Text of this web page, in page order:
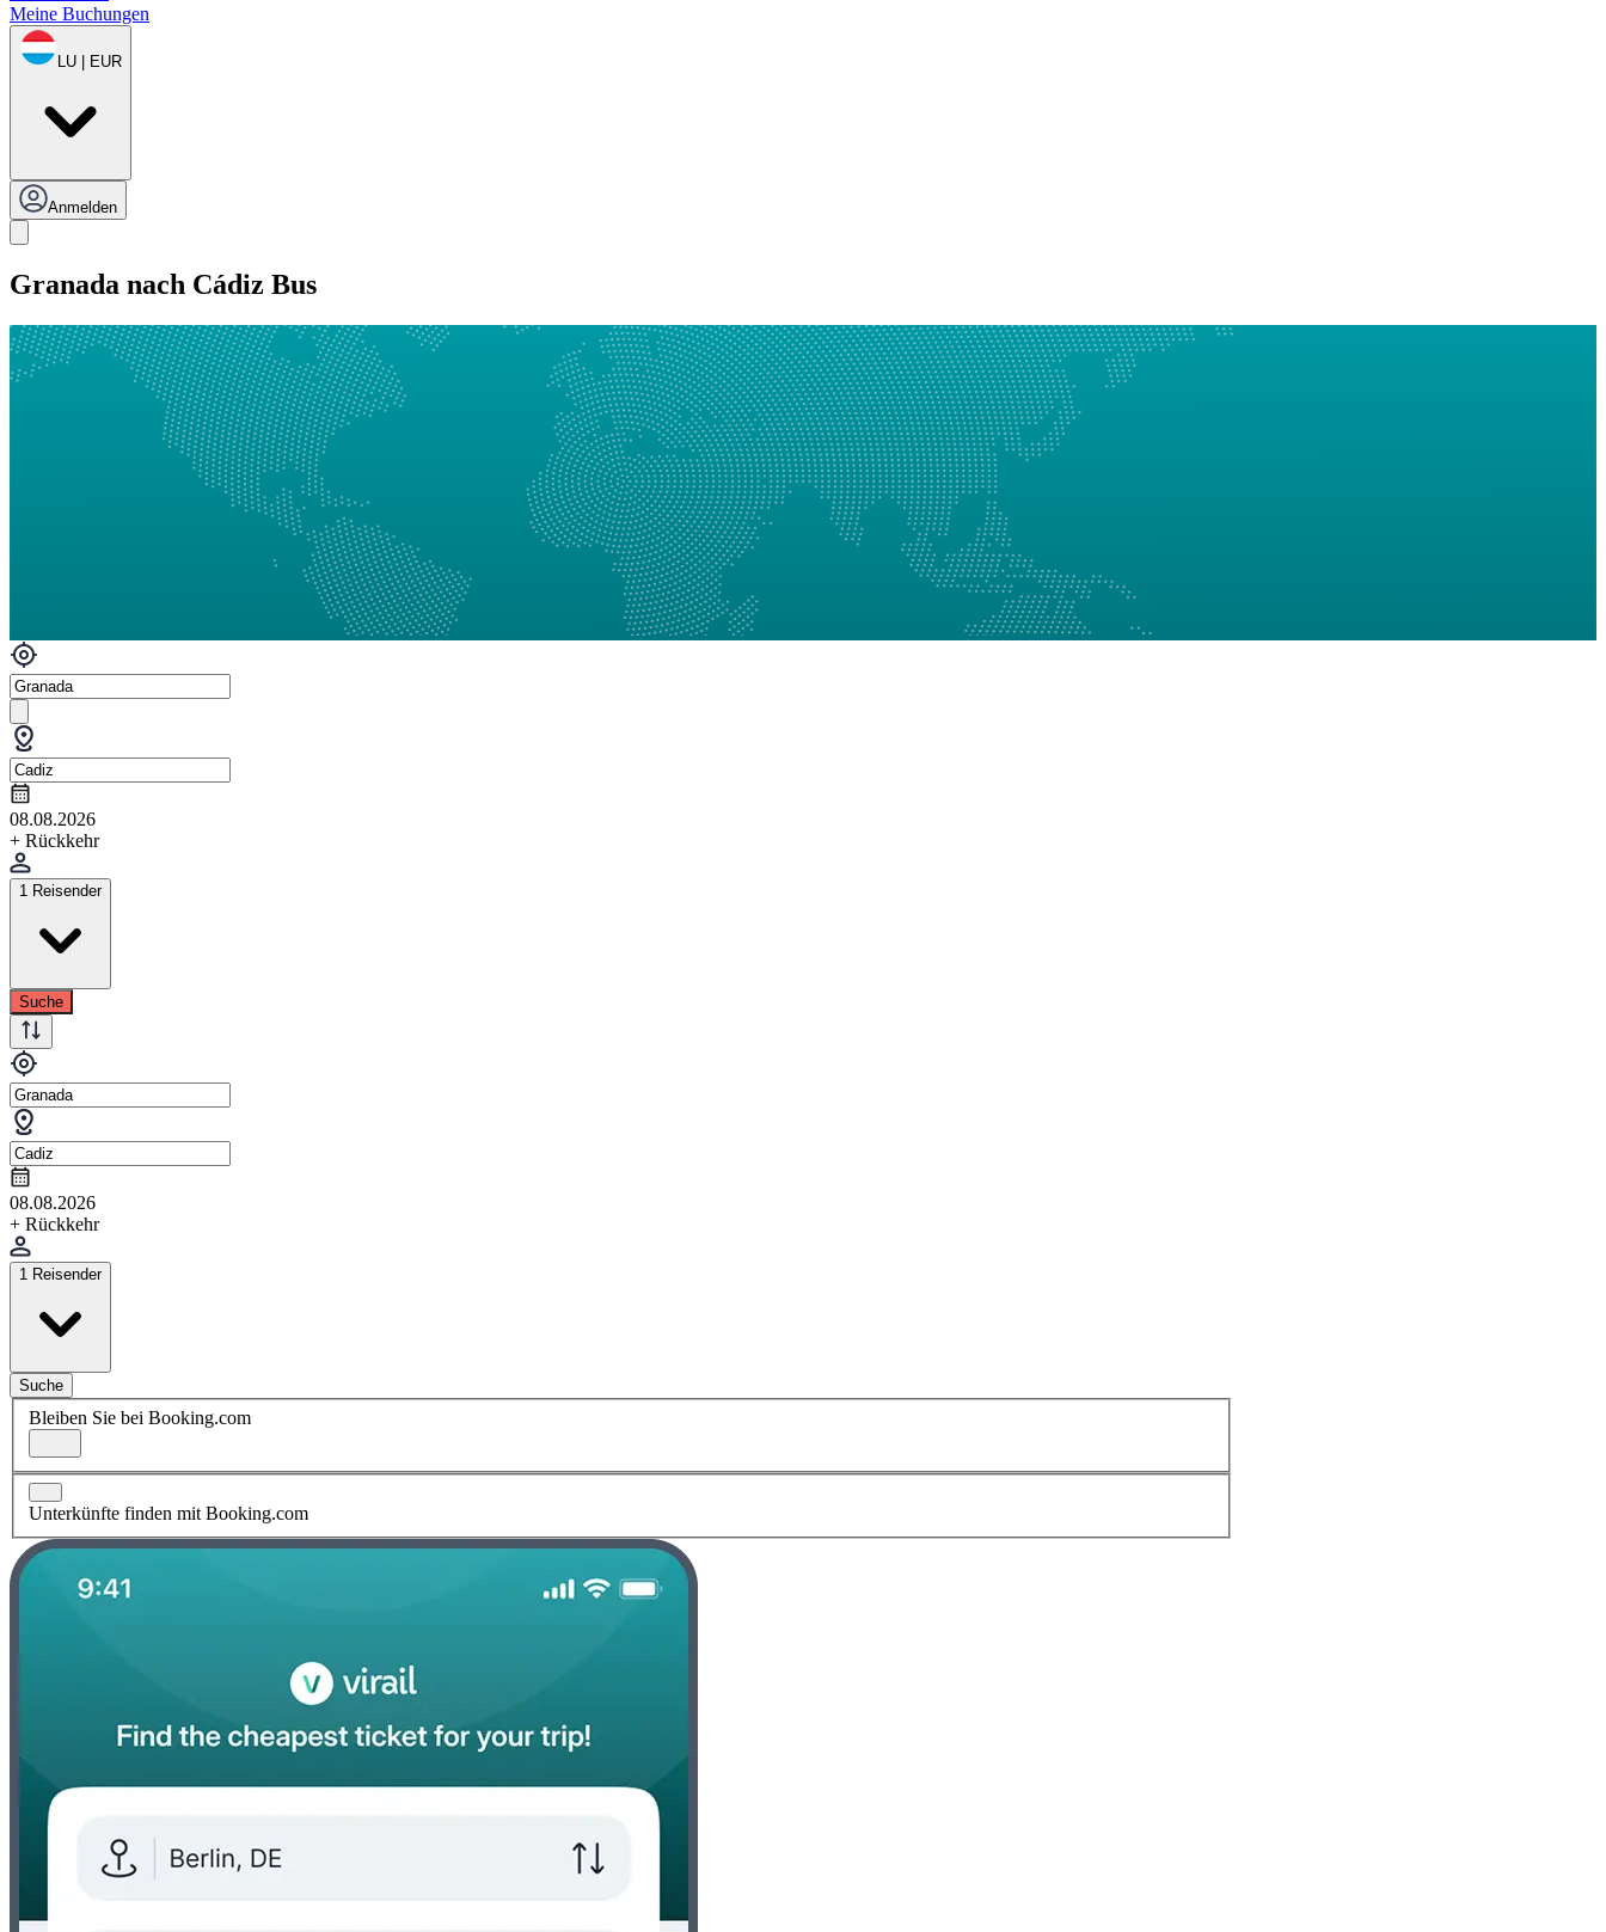
Meine Buchungen
LU | EUR
Anmelden
Granada nach Cádiz Bus
08.08.2026
+ Rückkehr
1 Reisender
Suche
08.08.2026
+ Rückkehr
1 Reisender
Suche
Bleiben Sie bei Booking.com
Unterkünfte finden mit Booking.com